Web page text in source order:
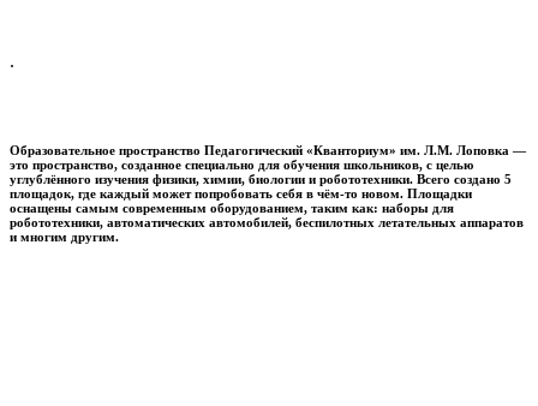
.
Образовательное пространство Педагогический «Кванториум» им. Л.М. Лоповка —
это пространство, созданное специально для обучения школьников, с целью
углублённого изучения физики, химии, биологии и робототехники. Всего создано 5
площадок, где каждый может попробовать себя в чём-то новом. Площадки
оснащены самым современным оборудованием, таким как: наборы для
робототехники, автоматических автомобилей, беспилотных летательных аппаратов
и многим другим.